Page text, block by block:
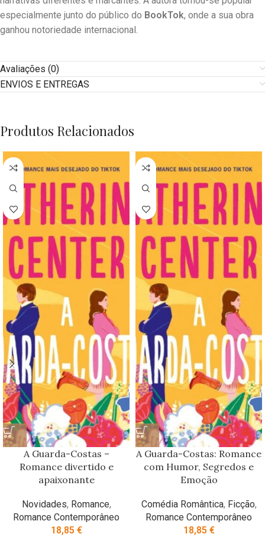
especialmente junto do público do BookTok, onde a sua obra
ganhou notoriedade internacional.
Avaliações (0)
ENVIOS E ENTREGAS
Produtos Relacionados
A Guarda-Costas –
Romance divertido e
apaixonante
Novidades, Romance,
Romance Contemporâneo
18,85 €
A Guarda-Costas: Romance
com Humor, Segredos e
Emoção
Comédia Romântica, Ficção,
Romance Contemporâneo
18,85 €